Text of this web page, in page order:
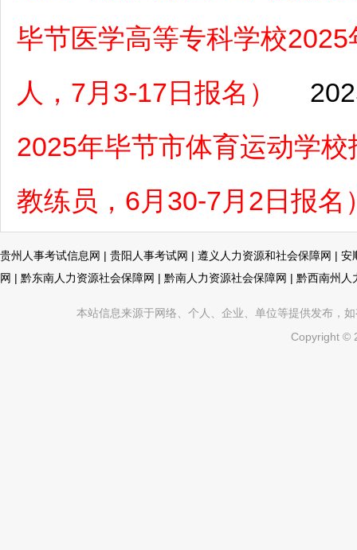
毕节医学高等专科学校
人，7月3-17日报名）
2025年毕节市体育运动学
教练员，6月30-7月2日报名
贵州人事考试信息网 | 贵阳人事考试网 | 遵义人力资源和社会保障网 | 安
网 | 黔东南人力资源社会保障网 | 黔南人力资源社会保障网 | 黔西南州人
本站信息来源于网络、个人、企业、单位等提供发布，
Copyright ©